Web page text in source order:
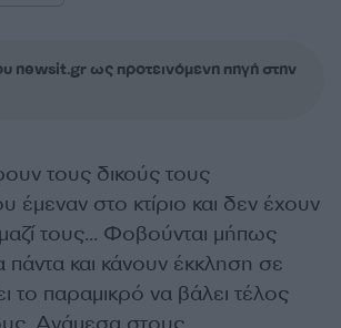
newsit.gr ως προτεινόμενη πηγή στην
τους δικούς τους
στο κτίριο και δεν έχουν
μαζί τους… Φοβούνται μήπως
πάντα και κάνουν έκκληση σε
το παραμικρό να βάλει τέλος